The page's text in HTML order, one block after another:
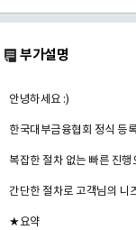
부가설명
안녕하세요 :)
한국대부금융협회 정식 등
복잡한 절차 없는 빠른 진
간단한 절차로 고객님의 니
★요약